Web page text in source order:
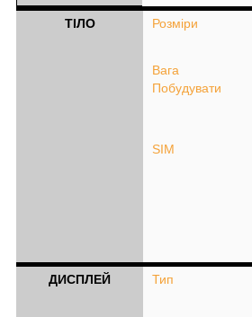
ТІЛО
Розміри
Вага
Побудувати
SIM
ДИСПЛЕЙ
Тип